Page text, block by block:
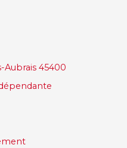
Aubrais 45400